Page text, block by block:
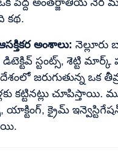
ఒక పెద్ద అంతర్జాతీయ నేర
కథ.
అంశాలు: నెల్లూరు
స్టంట్స్, శెట్టి
జరుగుతున్న ఒక
కట్టినట్లు చూపిస్తాయి.
యాక్టింగ్, క్రైమ్